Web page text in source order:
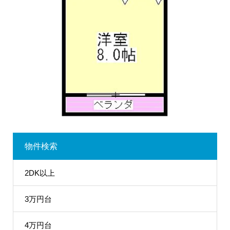
物件検索
2DK以上
3万円台
4万円台